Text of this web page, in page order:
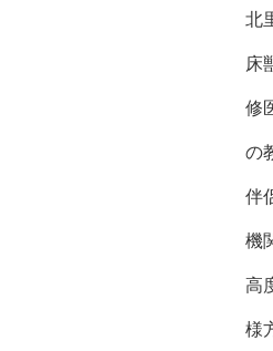
北
床
修
の
伴
機
高
様